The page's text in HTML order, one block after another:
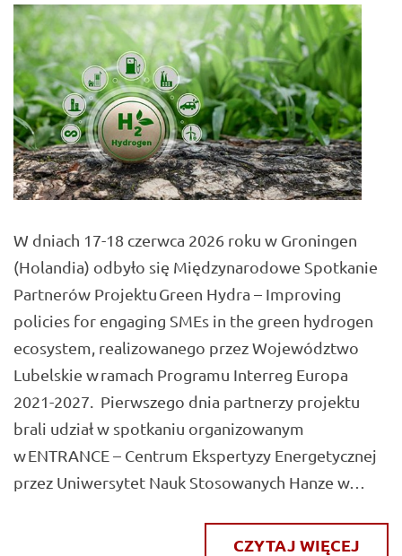
W dniach 17-18 czerwca 2026 roku w Groningen
(Holandia) odbyło się Międzynarodowe Spotkanie
Partnerów Projektu Green Hydra – Improving
policies for engaging SMEs in the green hydrogen
ecosystem, realizowanego przez Województwo
Lubelskie w ramach Programu Interreg Europa
2021-2027. Pierwszego dnia partnerzy projektu
brali udział w spotkaniu organizowanym
w ENTRANCE – Centrum Ekspertyzy Energetycznej
przez Uniwersytet Nauk Stosowanych Hanze w…
CZYTAJ WIĘCEJ